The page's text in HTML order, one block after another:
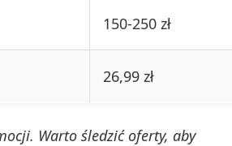
150-250 zł
26,99 zł
Warto śledzić oferty, aby